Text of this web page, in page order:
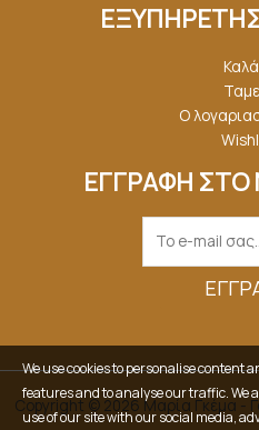
Ο
ΕΓΓΡΑΦΗ ΣΤΟ
Copyright © 2026 Μαρία Γκέμα -
We use cookies to personalise content
features and to analyse our traffic. We
use of our site with our social media,